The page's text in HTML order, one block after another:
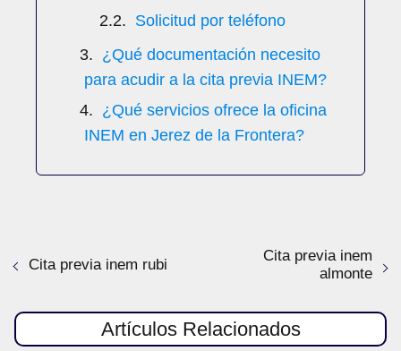
Solicitud por teléfono
¿Qué documentación necesito
para acudir a la cita previa INEM?
¿Qué servicios ofrece la oficina
INEM en Jerez de la Frontera?
Cita previa inem rubi
Cita previa inem
almonte
Artículos Relacionados